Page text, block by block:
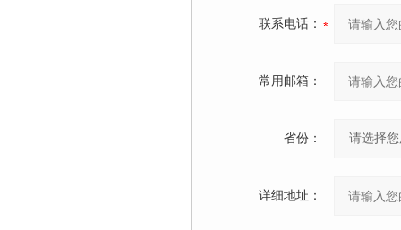
联系电话：
常用邮箱：
省份：
详细地址：